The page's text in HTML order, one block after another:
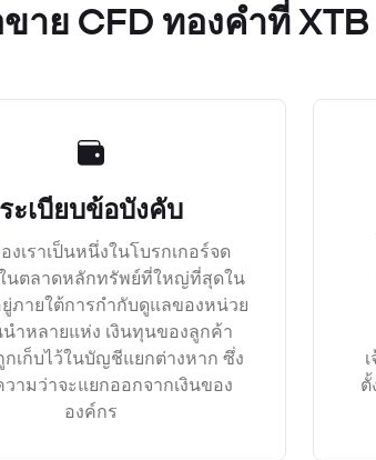
าย CFD ทองคำที่ XTB
ระเบียบข้อบังคับ
งเราเป็นหนึ่งในโบรกเกอร์จด
นตลาดหลักทรัพย์ที่ใหญ่ที่สุดใน
ภายใต้การกำกับดูแลของหน่วย
ำหลายแห่ง เงินทุนของลูกค้า
กเก็บไว้ในบัญชีแยกต่างหาก ซึ่ง
ามว่าจะแยกออกจากเงินของ
องค์กร
ตั้